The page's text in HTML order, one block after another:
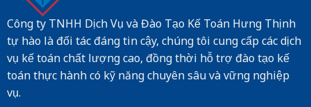
Công ty TNHH Dịch Vụ và Đào Tạo Kế Toán Hưng Thịnh
tự hào là đối tác đáng tin cậy, chúng tôi cung cấp các dịch
vụ kế toán chất lượng cao, đồng thời hỗ trợ đào tạo kế
toán thực hành có kỹ năng chuyên sâu và vững nghiệp
vụ.